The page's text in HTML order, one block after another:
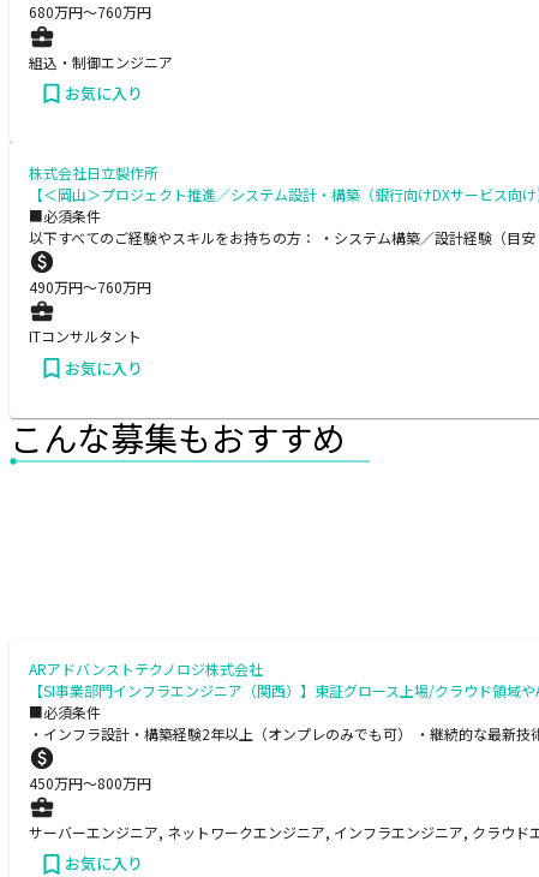
680万円〜760万円
組込・制御エンジニア
お気に入り
株式会社日立製作所
【＜岡山＞プロジェクト推進／システム設計・構築（銀行向けDXサービス向け
■必須条件
以下すべてのご経験やスキルをお持ちの方： ・システム構築／設計経験（目
490万円〜760万円
ITコンサルタント
お気に入り
こんな募集もおすすめ
ARアドバンストテクノロジ株式会社
【SI事業部門インフラエンジニア（関西）】東証グロース上場/クラウド領
■必須条件
・インフラ設計・構築経験2年以上（オンプレのみでも可） ・継続的な最新
450万円〜800万円
サーバーエンジニア, ネットワークエンジニア, インフラエンジニア, クラウド
お気に入り